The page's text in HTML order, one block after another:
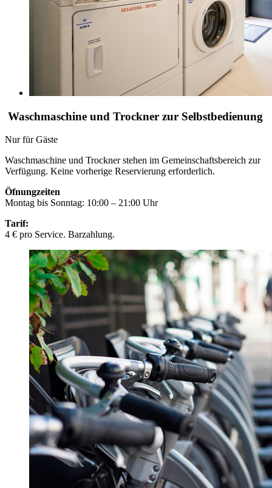
Waschmaschine und Trockner zur Selbstbedienung
Nur für Gäste
Waschmaschine und Trockner stehen im Gemeinschaftsbereich zur
Verfügung. Keine vorherige Reservierung erforderlich.
Öfnungzeiten
Montag bis Sonntag: 10:00 – 21:00 Uhr
Tarif:
4 € pro Service. Barzahlung.